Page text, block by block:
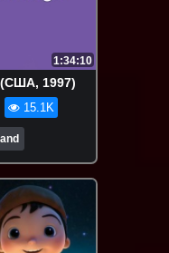
1:34:10
1997)
15.1K